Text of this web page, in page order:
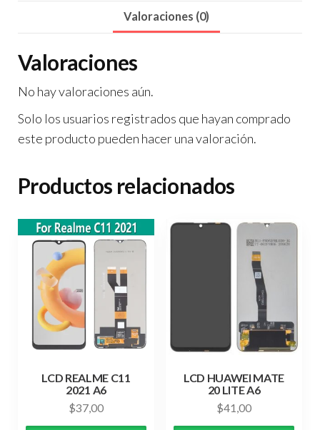
Valoraciones (0)
Valoraciones
No hay valoraciones aún.
Solo los usuarios registrados que hayan comprado
este producto pueden hacer una valoración.
Productos relacionados
LCD REALME C11
2021 A6
$37,00
LCD HUAWEI MATE
20 LITE A6
$41,00